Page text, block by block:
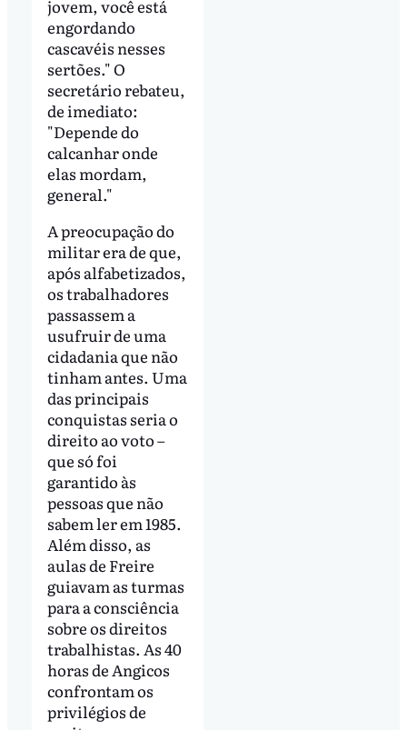
jovem, você está
engordando
cascavéis nesses
sertões." O
secretário rebateu,
de imediato:
"Depende do
calcanhar onde
elas mordam,
general."
A preocupação do
militar era de que,
após alfabetizados,
os trabalhadores
passassem a
usufruir de uma
cidadania que não
tinham antes. Uma
das principais
conquistas seria o
direito ao voto –
que só foi
garantido às
pessoas que não
sabem ler em 1985.
Além disso, as
aulas de Freire
guiavam as turmas
para a consciência
sobre os direitos
trabalhistas. As 40
horas de Angicos
confrontam os
privilégios de